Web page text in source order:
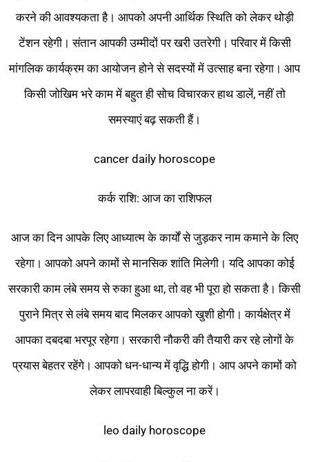
करने की आवश्यकता है। आपको अपनी आर्थिक स्थिति को लेकर थोड़ी
टेंशन रहेगी। संतान आपकी उम्मीदों पर खरी उतरेगी। परिवार में किसी
मांगलिक कार्यक्रम का आयोजन होने से सदस्यों में उत्साह बना रहेगा। आप
किसी जोखिम भरे काम में बहुत ही सोच विचारकर हाथ डालें, नहीं तो
समस्याएं बढ़ सकती हैं।
cancer daily horoscope
कर्क राशि: आज का राशिफल
आज का दिन आपके लिए आध्यात्म के कार्यों से जुड़कर नाम कमाने के लिए
रहेगा। आपको अपने कामों से मानसिक शांति मिलेगी। यदि आपका कोई
सरकारी काम लंबे समय से रुका हुआ था, तो वह भी पूरा हो सकता है। किसी
पुराने मित्र से लंबे समय बाद मिलकर आपको खुशी होगी। कार्यक्षेत्र में
आपका दबदबा भरपूर रहेगा। सरकारी नौकरी की तैयारी कर रहे लोगों के
प्रयास बेहतर रहेंगे। आपको धन-धान्य में वृद्धि होगी। आप अपने कामों को
लेकर लापरवाही बिल्कुल ना करें।
leo daily horoscope